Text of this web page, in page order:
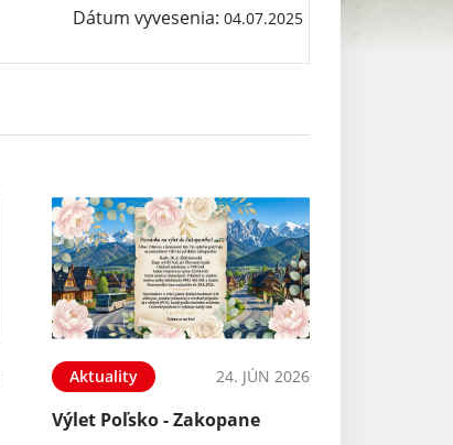
Dátum vyvesenia: 04.07.2025
Aktuality 24. JÚN 2026
Výlet Poľsko - Zakopane